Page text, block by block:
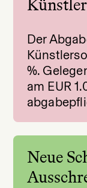
Der
%.
am EUR
Neue